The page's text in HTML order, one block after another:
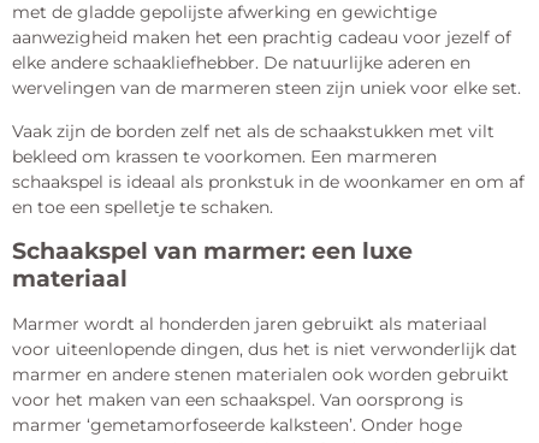
met de gladde gepolijste afwerking en gewichtige
aanwezigheid maken het een prachtig cadeau voor jezelf of
elke andere schaakliefhebber. De natuurlijke aderen en
wervelingen van de marmeren steen zijn uniek voor elke set.
Vaak zijn de borden zelf net als de schaakstukken met vilt
bekleed om krassen te voorkomen. Een marmeren
schaakspel is ideaal als pronkstuk in de woonkamer en om af
en toe een spelletje te schaken.
Schaakspel van marmer: een luxe
materiaal
Marmer wordt al honderden jaren gebruikt als materiaal
voor uiteenlopende dingen, dus het is niet verwonderlijk dat
marmer en andere stenen materialen ook worden gebruikt
voor het maken van een schaakspel. Van oorsprong is
marmer ‘gemetamorfoseerde kalksteen’. Onder hoge